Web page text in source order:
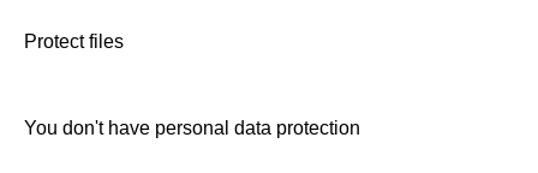
Protect files
You don't have personal data protection